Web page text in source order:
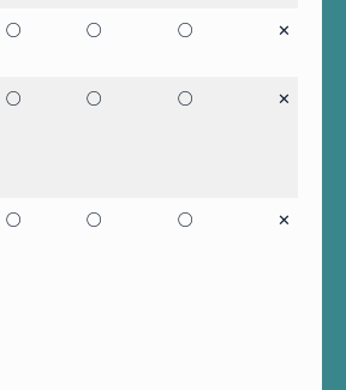
○ ○ ○ ✕
○ ○ ○ ✕
○ ○ ○ ✕